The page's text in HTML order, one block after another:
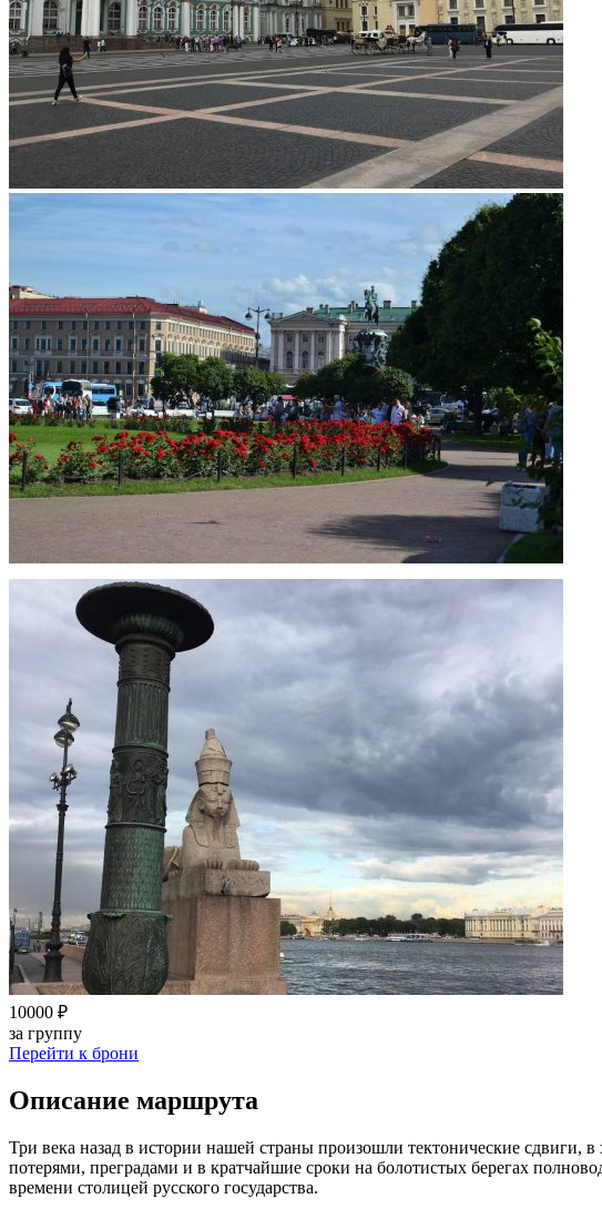
10000 ₽
за группу
Перейти к брони
Описание маршрута
Три века назад в истории нашей страны произошли тектонические
потерями, преградами и в кратчайшие сроки на болотистых берегах
времени столицей русского государства.